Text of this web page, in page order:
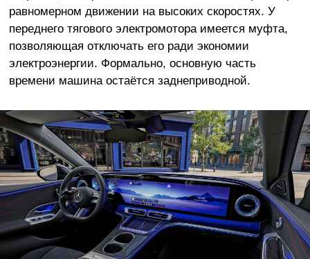
равномерном движении на высоких скоростях. У
переднего тягового электромотора имеется муфта,
позволяющая отключать его ради экономии
электроэнергии. Формально, основную часть
времени машина остаётся заднеприводной.